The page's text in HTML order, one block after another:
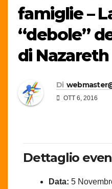
famiglie –
“debole”
di Nazareth
Di
OTT 6, 2016
Dettaglio
Data: 5